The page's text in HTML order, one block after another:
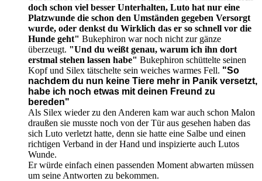
doch schon viel besser Unterhalten, Luto hat nur eine
Platzwunde die schon den Umständen gegeben Versorgt
wurde, oder denkst du Wirklich das er so schnell vor die
Hunde geht" Bukephiron war noch nicht zur gänze
überzeugt. "Und du weißt genau, warum ich ihn dort
erstmal stehen lassen habe" Bukephiron schüttelte seinen
Kopf und Silex tätschelte sein weiches warmes Fell. "So
nachdem du nun keine Tiere mehr in Panik versetzt,
habe ich noch etwas mit deinen Freund zu
bereden"
Als Silex wieder zu den Anderen kam war auch schon Malon
draußen sie musste noch von der Tür aus gesehen haben das
sich Luto verletzt hatte, denn sie hatte eine Salbe und einen
richtigen Verband in der Hand und inspizierte auch Lutos
Wunde.
Er würde einfach einen passenden Moment abwarten müssen
um seine Antworten zu bekommen.